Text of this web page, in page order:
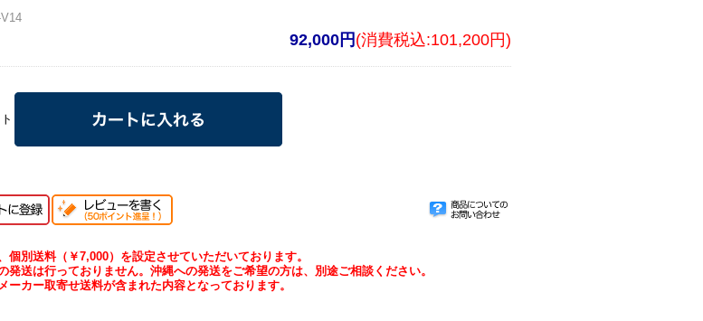
92,000円 (消費税込:101,200円)
個別送料（￥7,000）を設定させていただいております。
発送は行っておりません。沖縄への発送をご希望の方は、別途ご相談ください。
ーカー取寄せ送料が含まれた内容となっております。